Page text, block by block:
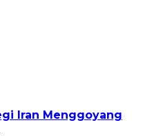
Iran Menggoyang